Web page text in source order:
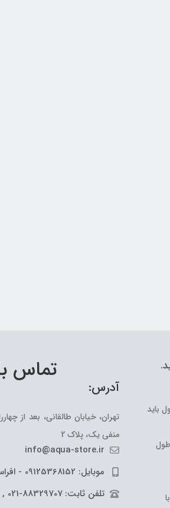
باید
تماس
آدرس:
تهران، خیابان طالقانی، بعد از
منفی یک، پلاک 2
info@aqua-store.ir
موبایل: 09125368152 - افراسیابی
تلفن ثابت: 88329707-021 , 88329709-021